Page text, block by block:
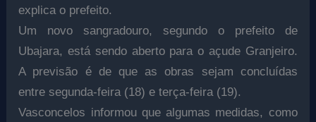
explica o prefeito.
Um novo sangradouro, segundo o prefeito de
Ubajara, está sendo aberto para o açude Granjeiro.
A previsão é de que as obras sejam concluídas
entre segunda-feira (18) e terça-feira (19).
Vasconcelos informou que algumas medidas, como